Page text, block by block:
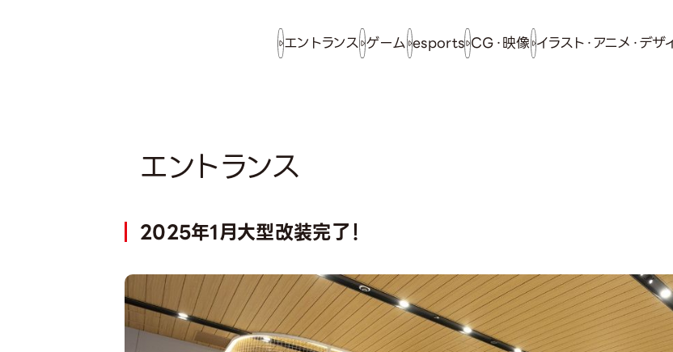
エントランス ゲーム esports CG・映像 イラスト・アニメ・デザ
エントランス
2025年1月大型改装完了！